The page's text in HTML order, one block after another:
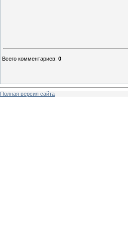
Всего комментариев: 0
Полная версия сайта